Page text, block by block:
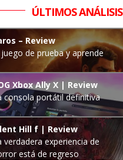
ÚLTIMOS ANÁLISIS
– Review
juego de prueba y aprende
Xbox Ally X | Review
consola portátil definitiva
Hill f | Review
verdadera experiencia de
está de regreso